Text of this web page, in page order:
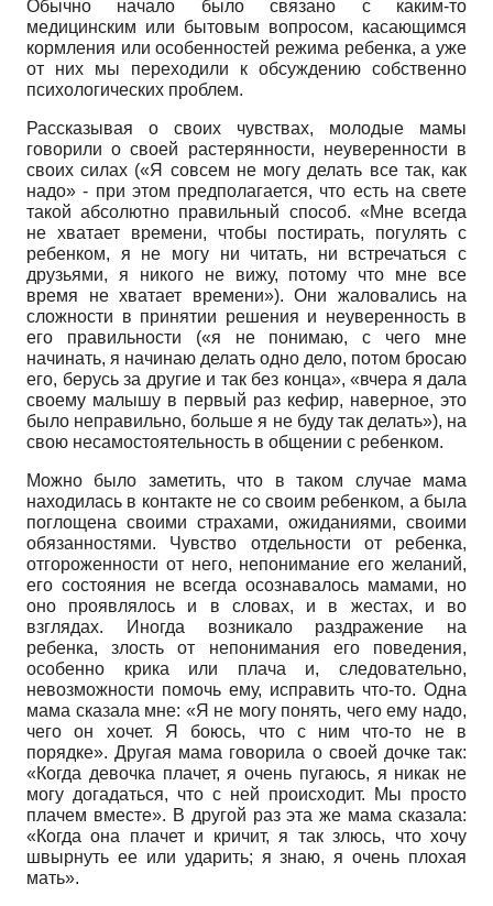
Обычно начало было связано с каким-то
медицинским или бытовым вопросом, касающимся
кормления или особенностей режима ребенка, а уже
от них мы переходили к обсуждению собственно
психологических проблем.
Рассказывая о своих чувствах, молодые мамы
говорили о своей растерянности, неуверенности в
своих силах («Я совсем не могу делать все так, как
надо» - при этом предполагается, что есть на свете
такой абсолютно правильный способ. «Мне всегда
не хватает времени, чтобы постирать, погулять с
ребенком, я не могу ни читать, ни встречаться с
друзьями, я никого не вижу, потому что мне все
время не хватает времени»). Они жаловались на
сложности в принятии решения и неуверенность в
его правильности («я не понимаю, с чего мне
начинать, я начинаю делать одно дело, потом бросаю
его, берусь за другие и так без конца», «вчера я дала
своему малышу в первый раз кефир, наверное, это
было неправильно, больше я не буду так делать»), на
свою несамостоятельность в общении с ребенком.
Можно было заметить, что в таком случае мама
находилась в контакте не со своим ребенком, а была
поглощена своими страхами, ожиданиями, своими
обязанностями. Чувство отдельности от ребенка,
отгороженности от него, непонимание его желаний,
его состояния не всегда осознавалось мамами, но
оно проявлялось и в словах, и в жестах, и во
взглядах. Иногда возникало раздражение на
ребенка, злость от непонимания его поведения,
особенно крика или плача и, следовательно,
невозможности помочь ему, исправить что-то. Одна
мама сказала мне: «Я не могу понять, чего ему надо,
чего он хочет. Я боюсь, что с ним что-то не в
порядке». Другая мама говорила о своей дочке так:
«Когда девочка плачет, я очень пугаюсь, я никак не
могу догадаться, что с ней происходит. Мы просто
плачем вместе». В другой раз эта же мама сказала:
«Когда она плачет и кричит, я так злюсь, что хочу
швырнуть ее или ударить; я знаю, я очень плохая
мать».